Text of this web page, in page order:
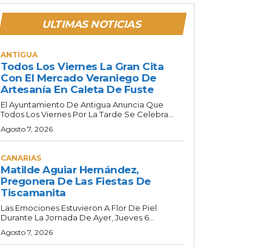
ULTIMAS NOTICIAS
ANTIGUA
Todos Los Viernes La Gran Cita
Con El Mercado Veraniego De
Artesanía En Caleta De Fuste
El Ayuntamiento De Antigua Anuncia Que
Todos Los Viernes Por La Tarde Se Celebra...
Agosto 7, 2026
CANARIAS
Matilde Aguiar Hernández,
Pregonera De Las Fiestas De
Tiscamanita
Las Emociones Estuvieron A Flor De Piel
Durante La Jornada De Ayer, Jueves 6...
Agosto 7, 2026